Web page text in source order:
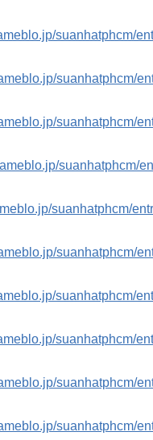
suanhatphcm/
suanhatphcm/
suanhatphcm/
suanhatphcm/
suanhatphcm/
suanhatphcm/
suanhatphcm/
suanhatphcm/
suanhatphcm/
suanhatphcm/